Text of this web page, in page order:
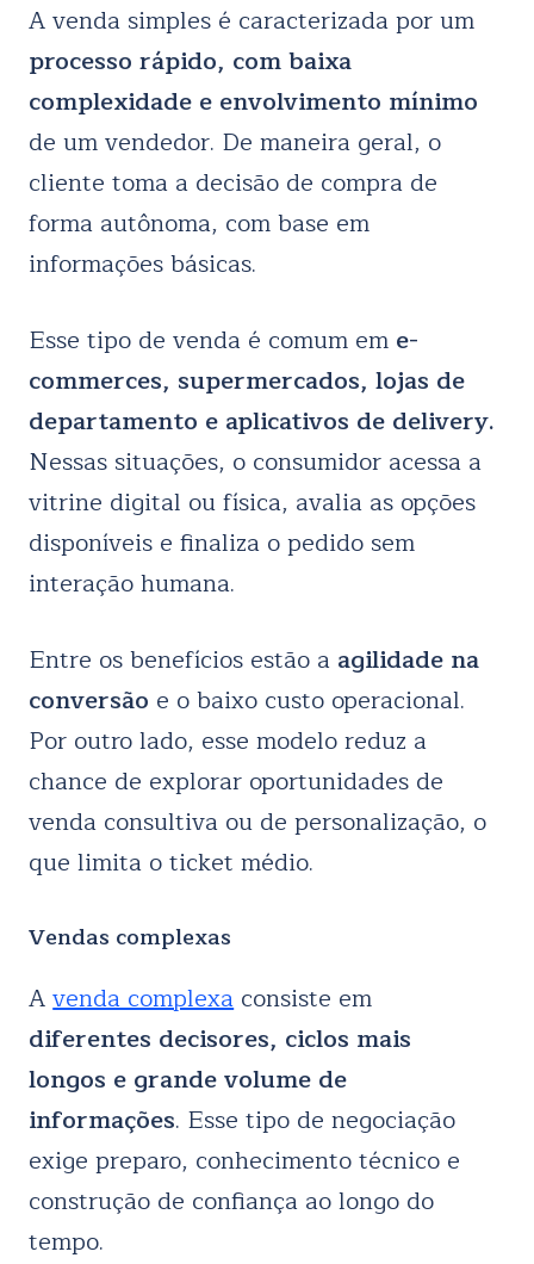
A venda simples é caracterizada por um
processo rápido, com baixa
complexidade e envolvimento mínimo
de um vendedor. De maneira geral, o
cliente toma a decisão de compra de
forma autônoma, com base em
informações básicas.
Esse tipo de venda é comum em e-
commerces, supermercados, lojas de
departamento e aplicativos de delivery.
Nessas situações, o consumidor acessa a
vitrine digital ou física, avalia as opções
disponíveis e finaliza o pedido sem
interação humana.
Entre os benefícios estão a agilidade na
conversão e o baixo custo operacional.
Por outro lado, esse modelo reduz a
chance de explorar oportunidades de
venda consultiva ou de personalização, o
que limita o ticket médio.
Vendas complexas
Avenda complexaconsiste em
diferentes decisores, ciclos mais
longos e grande volume de
informações. Esse tipo de negociação
exige preparo, conhecimento técnico e
construção de confiança ao longo do
tempo.